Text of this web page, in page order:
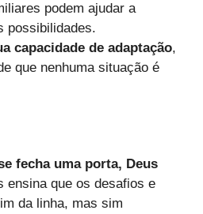
podem ajudar a
possibilidades.
capacidade de adaptação,
que nenhuma situação é
fecha uma porta, Deus
ensina que os desafios e
da linha, mas sim